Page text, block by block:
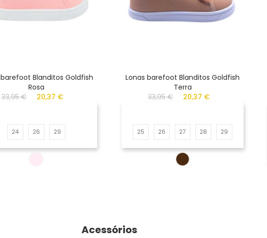
Blanditos Goldfish
Rosa
33,95 €
20,37 €
24 26 29
Lonas barefoot Blanditos Goldfish
Terra
33,95 €
20,37 €
25 26 27 28 29
Acessórios